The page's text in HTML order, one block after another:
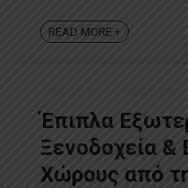
READ MORE +
Έπιπλα
Ξενοδοχεία &
Χώρους από